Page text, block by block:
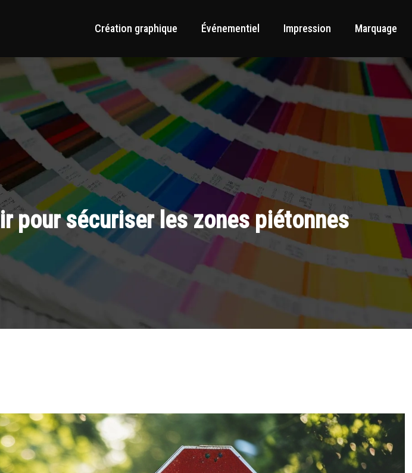
Création graphique Événementiel Impression Marquage
pour sécuriser les zones piétonnes